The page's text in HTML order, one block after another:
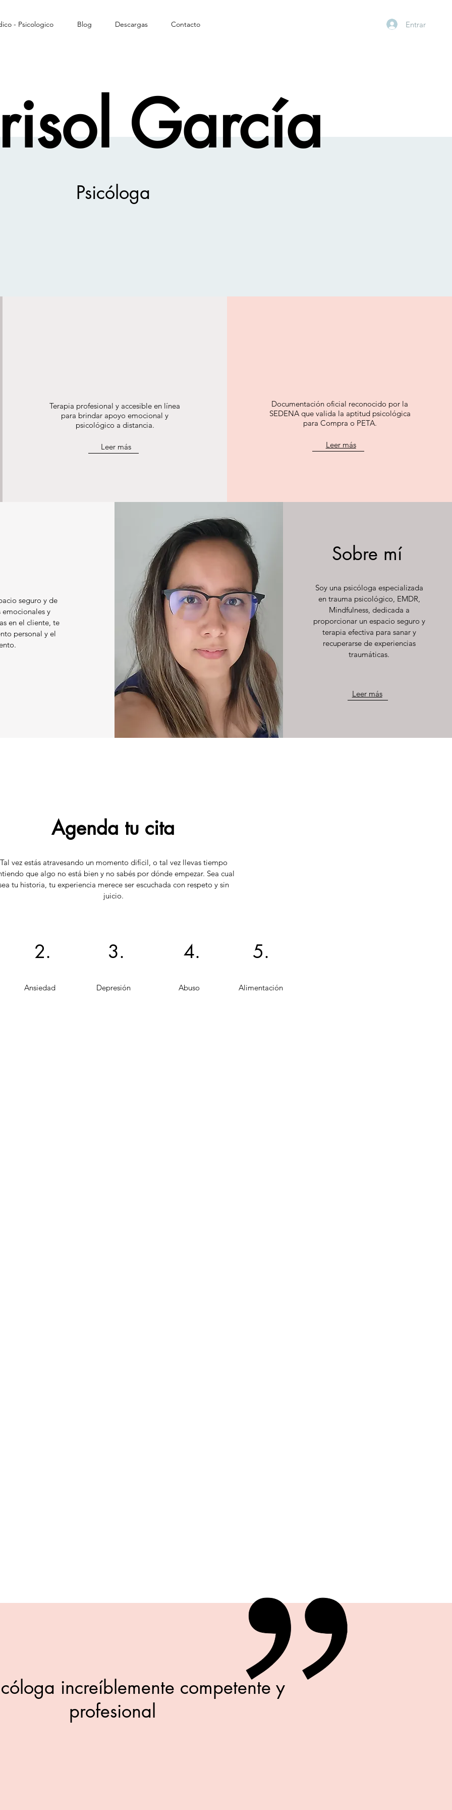
- Psicologico Blog Descargas Contacto Entrar
García
Psicóloga
Terapia profesional y accesible en línea
para brindar apoyo emocional y
psicológico a distancia.
Leer más
Documentación oficial reconocido por la
SEDENA que valida la aptitud psicológica
para Compra o PETA.
Leer más
seguro y de
emocionales y
en el cliente, te
personal y el
Sobre mí
Soy una psicóloga especializada
en trauma psicológico, EMDR,
Mindfulness, dedicada a
proporcionar un espacio seguro y
terapia efectiva para sanar y
recuperarse de experiencias
traumáticas.
Leer más
Agenda tu cita
Tal vez estás atravesando un momento difícil, o tal vez llevas tiempo
que algo no está bien y no sabés por dónde empezar. Sea cual
tu historia, tu experiencia merece ser escuchada con respeto y sin
juicio.
2.
Ansiedad
3.
Depresión
4.
Abuso
5.
Alimentación
increíblemente competente y
profesional